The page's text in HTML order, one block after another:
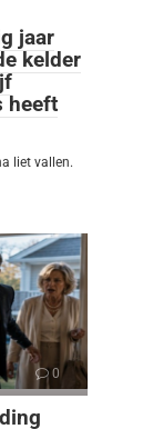
jaar
kelder
heeft
liet vallen.
0